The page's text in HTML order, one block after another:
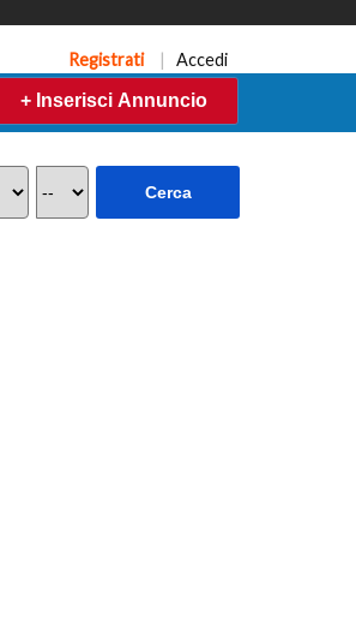
Registrati | Accedi
+ Inserisci Annuncio